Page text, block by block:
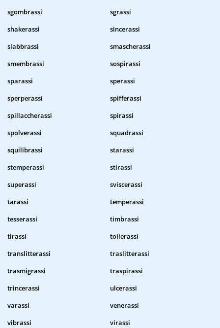
sgombrassi
sgrassi
shakerassi
sincerassi
slabbrassi
smascherassi
smembrassi
sospirassi
sparassi
sperassi
sperperassi
spifferassi
spillaccherassi
spirassi
spolverassi
squadrassi
squilibrassi
starassi
stemperassi
stirassi
superassi
sviscerassi
tarassi
temperassi
tesserassi
timbrassi
tirassi
tollerassi
translitterassi
traslitterassi
trasmigrassi
traspirassi
trincerassi
ulcerassi
varassi
venerassi
vibrassi
virassi